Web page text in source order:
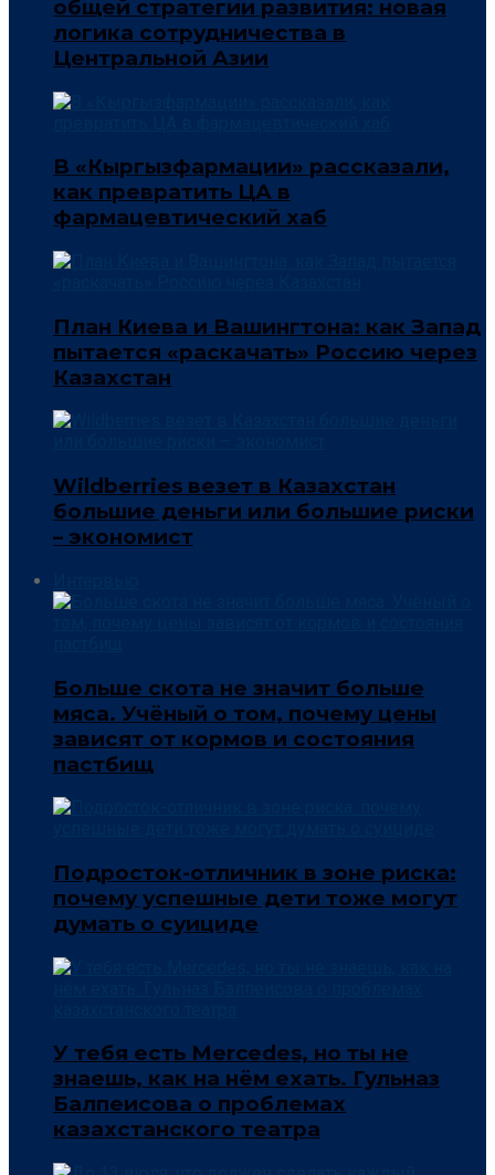
общей стратегии развития: новая
логика сотрудничества в
Центральной Азии
В «Кыргызфармации» рассказали,
как превратить ЦА в
фармацевтический хаб
План Киева и Вашингтона: как Запад
пытается «раскачать» Россию через
Казахстан
Wildberries везет в Казахстан
большие деньги или большие риски
– экономист
Больше скота не значит больше
мяса. Учёный о том, почему цены
зависят от кормов и состояния
пастбищ
Подросток-отличник в зоне риска:
почему успешные дети тоже могут
думать о суициде
У тебя есть Mercedes, но ты не
знаешь, как на нём ехать. Гульназ
Балпеисова о проблемах
казахстанского театра